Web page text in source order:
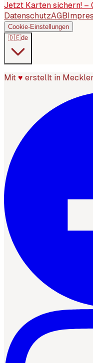
Jetzt Karten sichern! –
DatenschutzAGB
Cookie-Einstellungen
🇩🇪de
Mit ♥ erstellt in